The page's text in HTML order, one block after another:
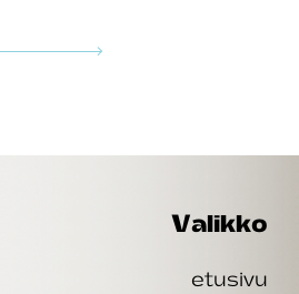
Valikko
etusivu